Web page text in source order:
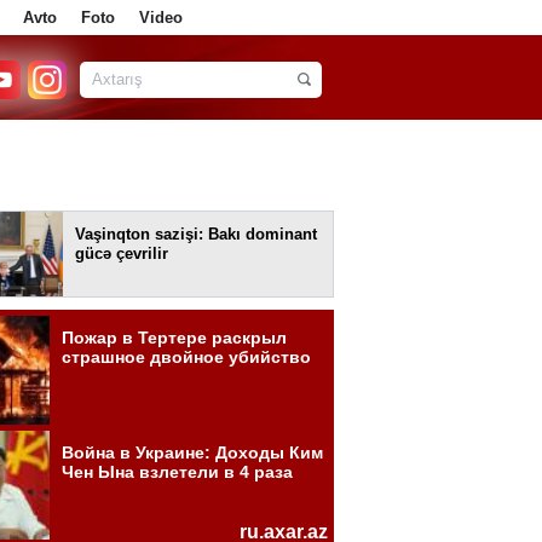
Avto Foto Video
Vaşinqton sazişi: Bakı dominant
gücə çevrilir